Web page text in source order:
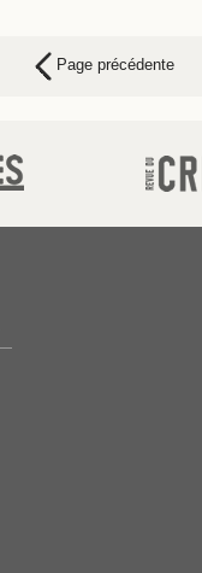
Page précédente